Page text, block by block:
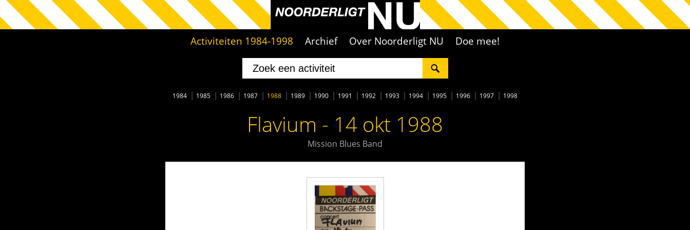
Activiteiten 1984-1998 Archief Over Noorderligt NU Doe mee!
1984 1985 1986 1987 1988 1989 1990 1991 1992 1993 1994 1995 1996 1997 1998
Flavium - 14 okt 1988
Mission Blues Band